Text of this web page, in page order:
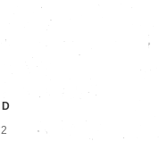
D
2